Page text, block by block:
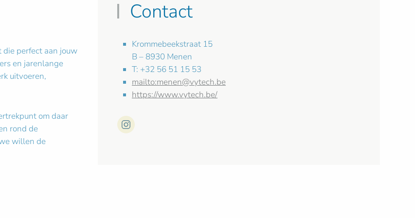
perfect aan jouw
en jarenlange
uitvoeren,
om daar
rond de
willen de
Contact
Krommebeekstraat 15
B – 8930 Menen
T: +32 56 51 15 53
mailto:menen@vytech.be
https://www.vytech.be/